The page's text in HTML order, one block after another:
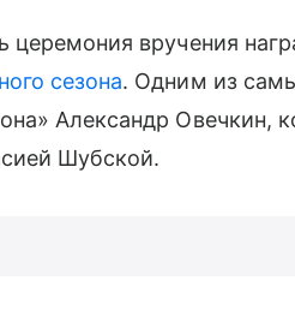
церемония вручения
сезона. Одним из
Александр Овечкин,
Шубской.